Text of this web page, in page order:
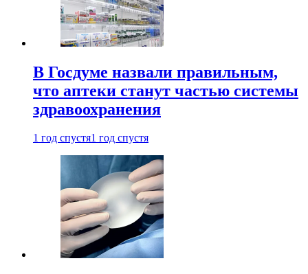
В Госдуме назвали правильным,
что аптеки станут частью системы
здравоохранения
1 год спустя1 год спустя